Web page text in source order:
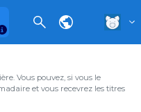
Vous pouvez, si vous le
et vous recevrez les titres